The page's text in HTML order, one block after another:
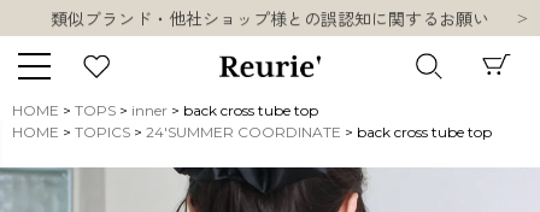
類似ブランド・他社ショップ様との誤認知に関するお願い
熊本県熊本地方を震源とする地震の影響について
お盆期間中の営業・配送に関して
類似ブランド・他社ショップ様との誤認知に関するお願い
キーワード
HOME TOPS inner
back cross tube top
HOME
TOPICS 24'SUMMER COORDINATE back cross tube top